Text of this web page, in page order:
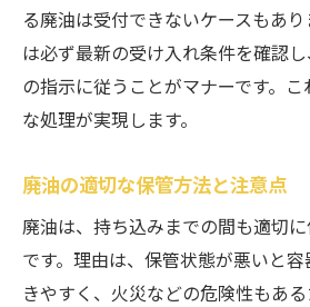
る廃油は受付できないケースもあ
は必ず最新の受け入れ条件を確認
の指示に従うことがマナーです。
な処理が実現します。
廃油の適切な保管方法と注意点
廃油は、持ち込みまでの間も適切
です。理由は、保管状態が悪いと
きやすく、火災などの危険性もあ